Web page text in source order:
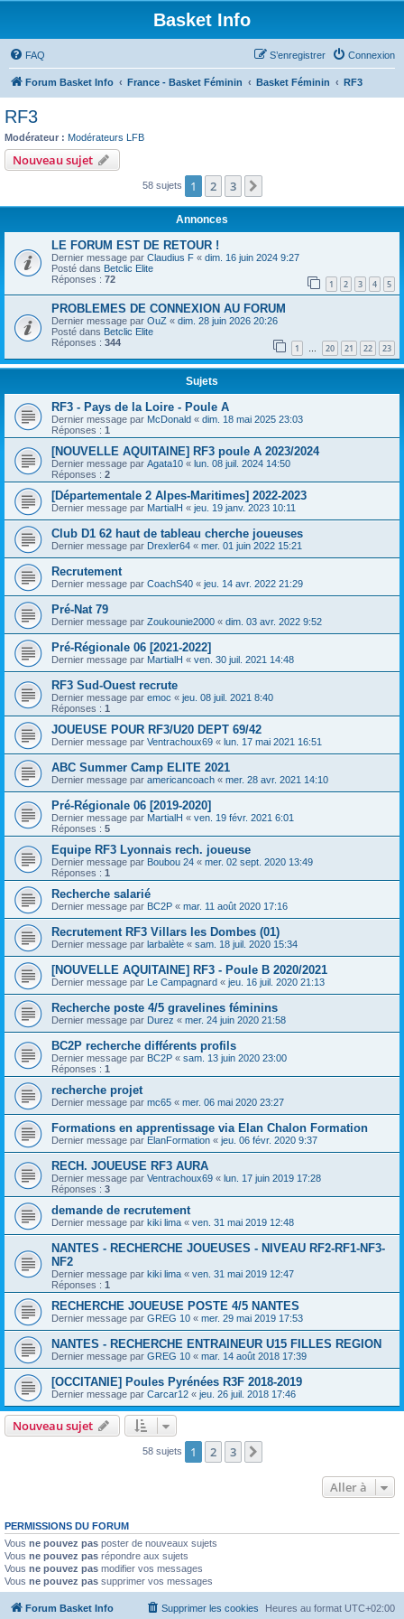
Basket Info
FAQ Connexion
S’enregistrer
Forum Basket Info France - Basket Féminin Basket Féminin RF3
RF3
Modérateur : Modérateurs LFB
Nouveau sujet
58 sujets 1 2 3
Annonces
LE FORUM EST DE RETOUR !
Dernier message par Claudius F « dim. 16 juin 2024 9:27
Posté dans Betclic Elite
Réponses : 72 1 2 3 4 5
PROBLEMES DE CONNEXION AU FORUM
Dernier message par OuZ « dim. 28 juin 2026 20:26
Posté dans Betclic Elite
Réponses : 344 1 … 20 21 22 23
Sujets
RF3 - Pays de la Loire - Poule A
Dernier message par McDonald « dim. 18 mai 2025 23:03
Réponses : 1
[NOUVELLE AQUITAINE] RF3 poule A 2023/2024
Dernier message par Agata10 « lun. 08 juil. 2024 14:50
Réponses : 2
[Départementale 2 Alpes-Maritimes] 2022-2023
Dernier message par MartialH « jeu. 19 janv. 2023 10:11
Club D1 62 haut de tableau cherche joueuses
Dernier message par Drexler64 « mer. 01 juin 2022 15:21
Recrutement
Dernier message par CoachS40 « jeu. 14 avr. 2022 21:29
Pré-Nat 79
Dernier message par Zoukounie2000 « dim. 03 avr. 2022 9:52
Pré-Régionale 06 [2021-2022]
Dernier message par MartialH « ven. 30 juil. 2021 14:48
RF3 Sud-Ouest recrute
Dernier message par emoc « jeu. 08 juil. 2021 8:40
Réponses : 1
JOUEUSE POUR RF3/U20 DEPT 69/42
Dernier message par Ventrachoux69 « lun. 17 mai 2021 16:51
ABC Summer Camp ELITE 2021
Dernier message par americancoach « mer. 28 avr. 2021 14:10
Pré-Régionale 06 [2019-2020]
Dernier message par MartialH « ven. 19 févr. 2021 6:01
Réponses : 5
Equipe RF3 Lyonnais rech. joueuse
Dernier message par Boubou 24 « mer. 02 sept. 2020 13:49
Réponses : 1
Recherche salarié
Dernier message par BC2P « mar. 11 août 2020 17:16
Recrutement RF3 Villars les Dombes (01)
Dernier message par larbalète « sam. 18 juil. 2020 15:34
[NOUVELLE AQUITAINE] RF3 - Poule B 2020/2021
Dernier message par Le Campagnard « jeu. 16 juil. 2020 21:13
Recherche poste 4/5 gravelines féminins
Dernier message par Durez « mer. 24 juin 2020 21:58
BC2P recherche différents profils
Dernier message par BC2P « sam. 13 juin 2020 23:00
Réponses : 1
recherche projet
Dernier message par mc65 « mer. 06 mai 2020 23:27
Formations en apprentissage via Elan Chalon Formation
Dernier message par ElanFormation « jeu. 06 févr. 2020 9:37
RECH. JOUEUSE RF3 AURA
Dernier message par Ventrachoux69 « lun. 17 juin 2019 17:28
Réponses : 3
demande de recrutement
Dernier message par kiki lima « ven. 31 mai 2019 12:48
NANTES - RECHERCHE JOUEUSES - NIVEAU RF2-RF1-NF3-
NF2
Dernier message par kiki lima « ven. 31 mai 2019 12:47
Réponses : 1
RECHERCHE JOUEUSE POSTE 4/5 NANTES
Dernier message par GREG 10 « mer. 29 mai 2019 17:53
NANTES - RECHERCHE ENTRAINEUR U15 FILLES REGION
Dernier message par GREG 10 « mar. 14 août 2018 17:39
[OCCITANIE] Poules Pyrénées R3F 2018-2019
Dernier message par Carcar12 « jeu. 26 juil. 2018 17:46
Nouveau sujet
58 sujets 1 2 3
Aller à
PERMISSIONS DU FORUM
Vous ne pouvez pas poster de nouveaux sujets
Vous ne pouvez pas répondre aux sujets
Vous ne pouvez pas modifier vos messages
Vous ne pouvez pas supprimer vos messages
Forum Basket Info Heures au format UTC+02:00
Supprimer les cookies